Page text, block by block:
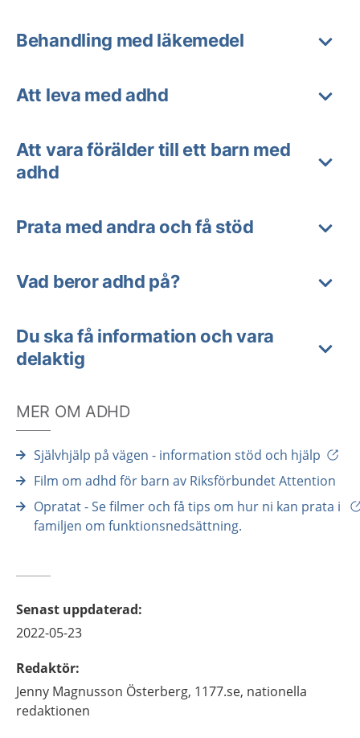
Behandling med läkemedel
Att leva med adhd
Att vara förälder till ett barn med
adhd
Prata med andra och få stöd
Vad beror adhd på?
Du ska få information och vara
delaktig
MER OM ADHD
Självhjälp på vägen - information stöd och hjälp
Film om adhd för barn av Riksförbundet Attention
Opratat - Se filmer och få tips om hur ni kan prata i
familjen om funktionsnedsättning.
Senast uppdaterad:
2022-05-23
Redaktör:
Jenny Magnusson Österberg, 1177.se, nationella
redaktionen